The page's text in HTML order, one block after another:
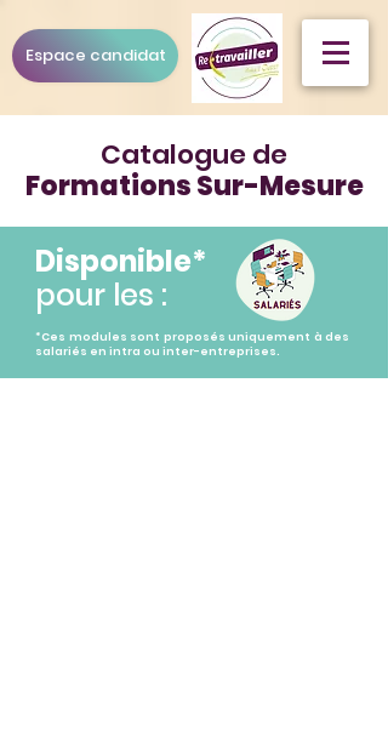
Espace candidat
Catalogue de
Formations Sur-Mesure
Disponible*
pour les :
*Ces modules sont proposés uniquement à des
salariés en intra ou inter-entreprises.